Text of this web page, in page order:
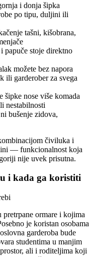
i donja šipka
po tipu, duljini ili
tašni, kišobrana,
stoje direktno
možete bez napora
ili garderober za svega
nose više komada
nestabilnosti
bušenje zidova,
čiviluka i
— funkcionalnost koja
nije uvek prisutna.
i kada ga koristiti
ormare i kojima
je koristan osobama
garderoba bude
studentima u manjim
ali i roditeljima koji